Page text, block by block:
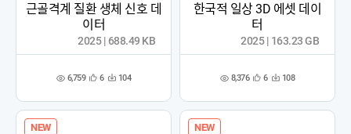
근골격계 질환 생체 신호 데
이터
조 6,759 관
록
6 다 104
2025 | 688.49 KB
한국적 일상 3D 에셋 데이
터
조 8,376 관
록
6 다 108
2025 | 163.23 GB
NEW NEW